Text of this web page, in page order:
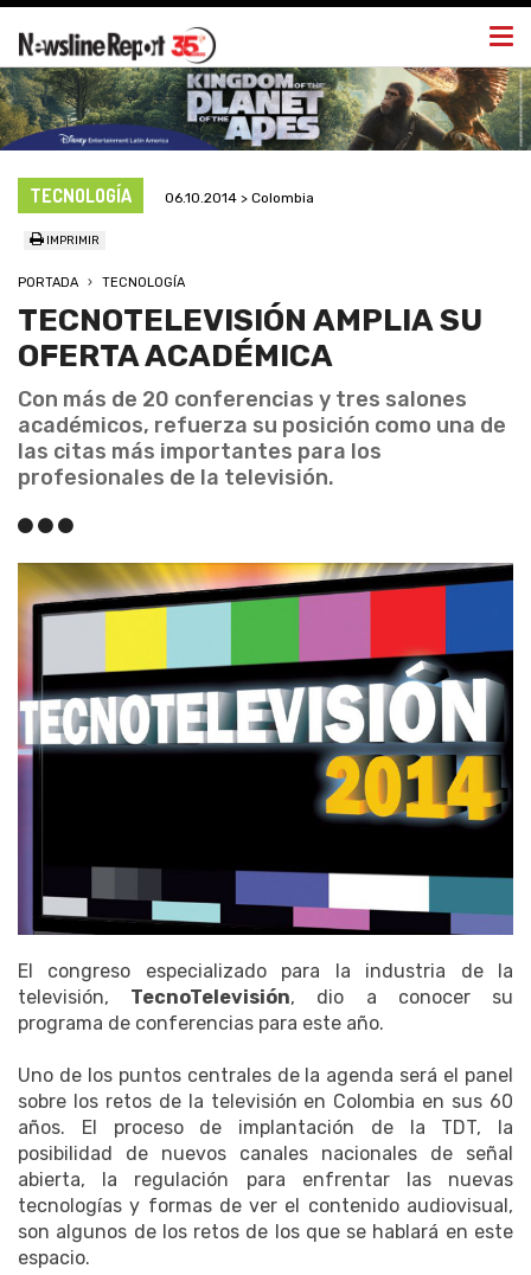
TECNOLOGÍA 06.10.2014 > Colombia
IMPRIMIR
PORTADA TECNOLOGÍA
TECNOTELEVISIÓN AMPLIA SU
OFERTA ACADÉMICA
Con más de 20 conferencias y tres salones
académicos, refuerza su posición como una de
las citas más importantes para los
profesionales de la televisión.
El congreso especializado para la industria de la
televisión, TecnoTelevisión, dio a conocer su
programa de conferencias para este año.
Uno de los puntos centrales de la agenda será el panel
sobre los retos de la televisión en Colombia en sus 60
años. El proceso de implantación de la TDT, la
posibilidad de nuevos canales nacionales de señal
abierta, la regulación para enfrentar las nuevas
tecnologías y formas de ver el contenido audiovisual,
son algunos de los retos de los que se hablará en este
espacio.